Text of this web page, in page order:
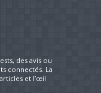
des avis ou
connectés. La
et l’œil